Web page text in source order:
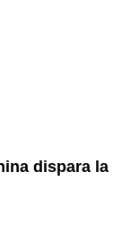
dispara la